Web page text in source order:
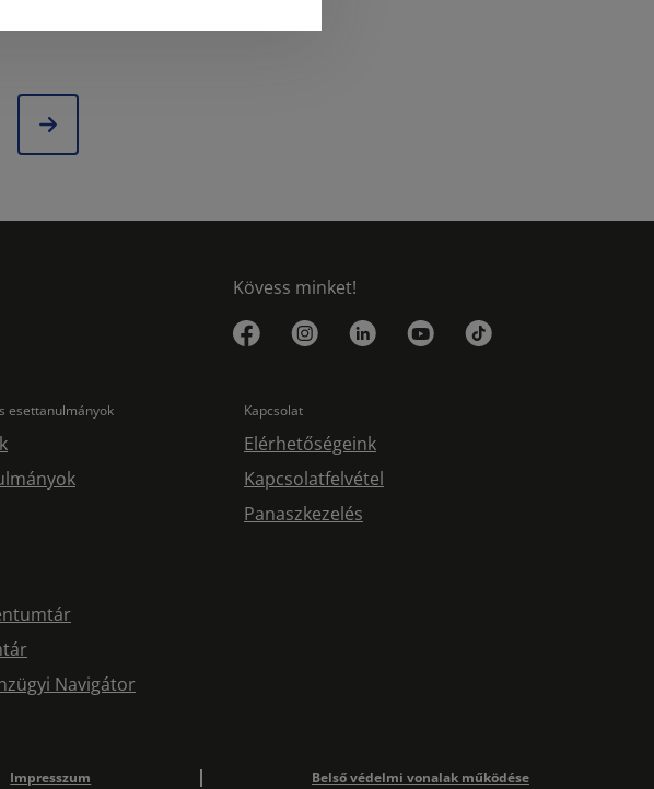
Kövess minket!
esettanulmányok
Navigátor
Kapcsolat
Elérhetőségeink
Kapcsolatfelvétel
Panaszkezelés
Impresszum Belső védelmi vonalak működése